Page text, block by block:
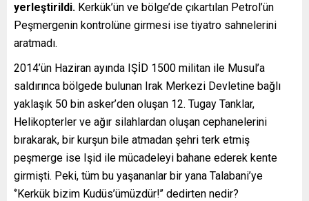
yerleştirildi. Kerkük’ün ve bölge’de çıkartılan Petrol’ün
Peşmergenin kontrolüne girmesi ise tiyatro sahnelerini
aratmadı.
2014’ün Haziran ayında IŞİD 1500 militan ile Musul’a
saldırınca bölgede bulunan Irak Merkezi Devletine bağlı
yaklaşık 50 bin asker’den oluşan 12. Tugay Tanklar,
Helikopterler ve ağır silahlardan oluşan cephanelerini
bırakarak, bir kurşun bile atmadan şehri terk etmiş
peşmerge ise Işid ile mücadeleyi bahane ederek kente
girmişti. Peki, tüm bu yaşananlar bir yana Talabani’ye
‘’Kerkük bizim Kudüs’ümüzdür!’’ dedirten nedir?